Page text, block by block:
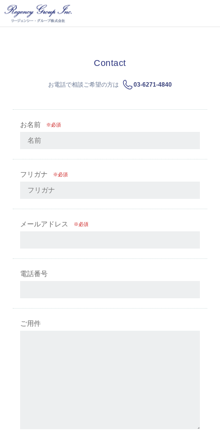
Contact
お電話で相談ご希望の方は 03-6271-4840
お名前 ※必須
フリガナ ※必須
メールアドレス ※必須
電話番号
ご用件